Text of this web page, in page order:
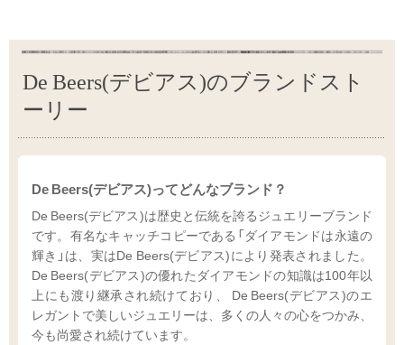
De Beers(デビアス)のブランドスト
ーリー
De Beers(デビアス)ってどんなブランド？
De Beers(デビアス)は歴史と伝統を誇るジュエリーブランド
です。有名なキャッチコピーである「ダイアモンドは永遠の
輝き」は、実はDe Beers(デビアス)により発表されました。
De Beers(デビアス)の優れたダイアモンドの知識は100年以
上にも渡り継承され続けており、 De Beers(デビアス)のエ
レガントで美しいジュエリーは、多くの人々の心をつかみ、
今も尚愛され続けています。